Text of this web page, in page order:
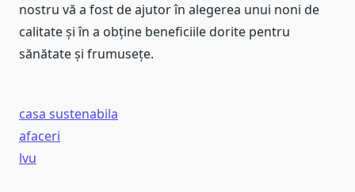
nostru vă a fost de ajutor în alegerea unui noni de
calitate și în a obține beneficiile dorite pentru
sănătate și frumusețe.
casa sustenabila
afaceri
lvu